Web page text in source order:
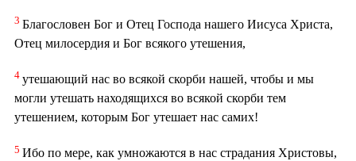
3 Благословен Бог и Отец Господа нашего Иисуса Христа,
Отец милосердия и Бог всякого утешения,
4 утешающий нас во всякой скорби нашей, чтобы и мы
могли утешать находящихся во всякой скорби тем
утешением, которым Бог утешает нас самих!
5 Ибо по мере, как умножаются в нас страдания Христовы,